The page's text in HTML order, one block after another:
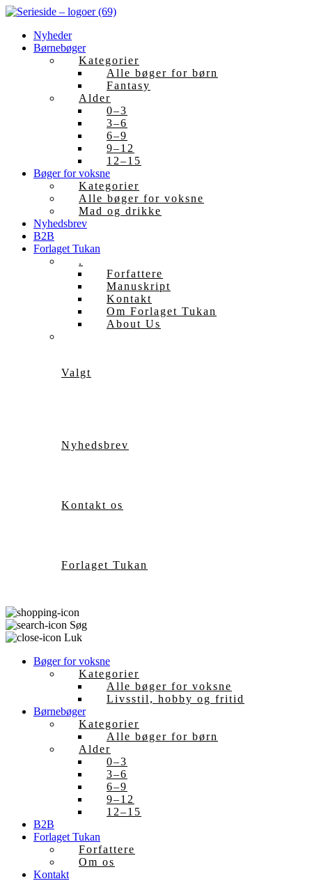
Skip
contentNyheder
Børnebøger
Kategorier
Alle bøger for børn
Fantasy
Alder
0–3
3–6
6–9
9–12
12–15
Bøger for voksne
Kategorier
Alle bøger for voksne
Mad og drikke
Nyhedsbrev
B2B
Forlaget Tukan
.
Forfattere
Manuskript
Kontakt
Om Forlaget Tukan
About Us
Valgt
Nyhedsbrev
Kontakt os
Forlaget Tukan
Søg
Luk
Bøger for voksne
Kategorier
Alle bøger for voksne
Livsstil, hobby og fritid
Børnebøger
Kategorier
Alle bøger for børn
Alder
0–3
3–6
6–9
9–12
12–15
B2B
Forlaget Tukan
Forfattere
Om os
Kontakt